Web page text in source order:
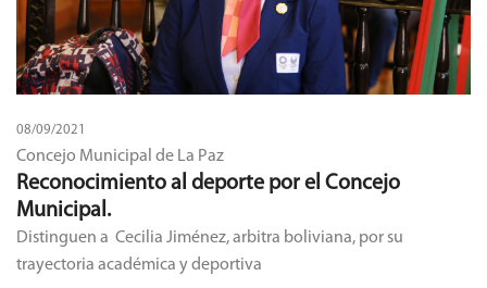
08/09/2021
Concejo Municipal de La Paz
Reconocimiento al deporte por el Concejo
Municipal.
Distinguen a Cecilia Jiménez, arbitra boliviana, por su
trayectoria académica y deportiva